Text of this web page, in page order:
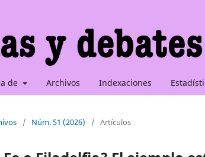
de Archivos Indexaciones
/ Núm. 51 (2026) / Artículos